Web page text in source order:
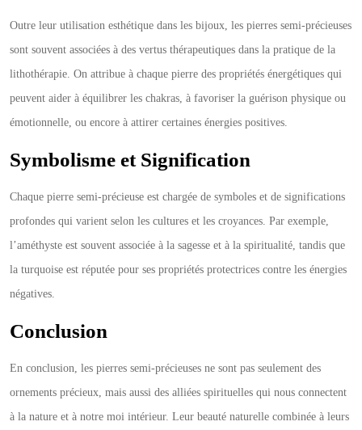
Outre leur utilisation esthétique dans les bijoux, les pierres semi-précieuses
sont souvent associées à des vertus thérapeutiques dans la pratique de la
lithothérapie. On attribue à chaque pierre des propriétés énergétiques qui
peuvent aider à équilibrer les chakras, à favoriser la guérison physique ou
émotionnelle, ou encore à attirer certaines énergies positives.
Symbolisme et Signification
Chaque pierre semi-précieuse est chargée de symboles et de significations
profondes qui varient selon les cultures et les croyances. Par exemple,
l’améthyste est souvent associée à la sagesse et à la spiritualité, tandis que
la turquoise est réputée pour ses propriétés protectrices contre les énergies
négatives.
Conclusion
En conclusion, les pierres semi-précieuses ne sont pas seulement des
ornements précieux, mais aussi des alliées spirituelles qui nous connectent
à la nature et à notre moi intérieur. Leur beauté naturelle combinée à leurs